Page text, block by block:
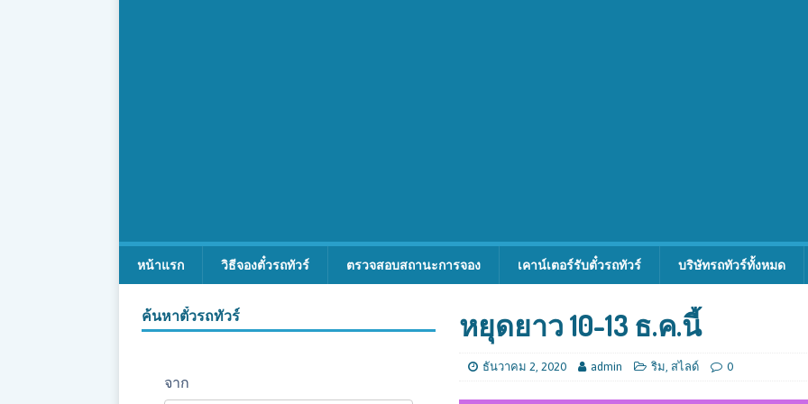
หน้าแรก วิธีจองตั๋วรถทัวร์ ตรวจสอบสถานะการจอง เคาน์เตอร์รับตั๋วรถทัวร์ บริษัทรถทัวร์ทั้งหมด
หยุดยาว 10-13 ธ.ค.นี้
ธันวาคม 2, 2020 admin ริม, สไลด์ 0
ค้นหาตั๋วรถทัวร์